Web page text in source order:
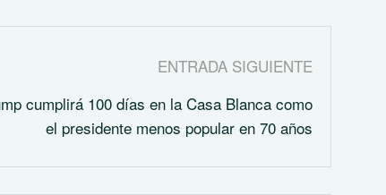
ENTRADA SIGUIENTE
cumplirá 100 días en la Casa Blanca como
el presidente menos popular en 70 años